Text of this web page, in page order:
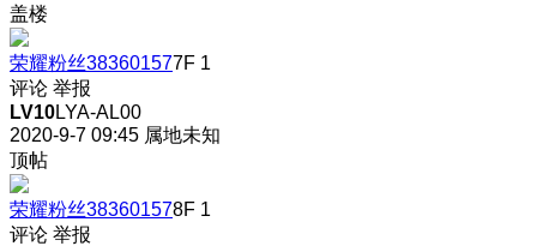
盖楼
荣耀粉丝383601577F 1
评论 举报
LV10LYA-AL00
2020-9-7 09:45 属地未知
顶帖
荣耀粉丝383601578F 1
评论 举报